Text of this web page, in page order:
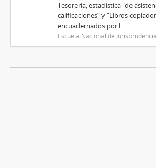
Tesorería, estadística "de
calificaciones” y “Libros
encuadernados por l...
Escuela Nacional de Jurisprudencia